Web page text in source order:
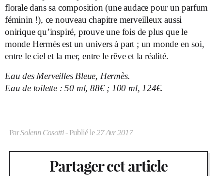
florale dans sa composition (une audace pour un parfum
féminin !), ce nouveau chapitre merveilleux aussi
onirique qu’inspiré, prouve une fois de plus que le
monde Hermès est un univers à part ; un monde en soi,
entre le ciel et la mer, entre le rêve et la réalité.
Eau des Merveilles Bleue, Hermès.
Eau de toilette : 50 ml, 88€ ; 100 ml, 124€.
ParSolenn Cosotti- Publié le27 Avr 2017
Partager cet article